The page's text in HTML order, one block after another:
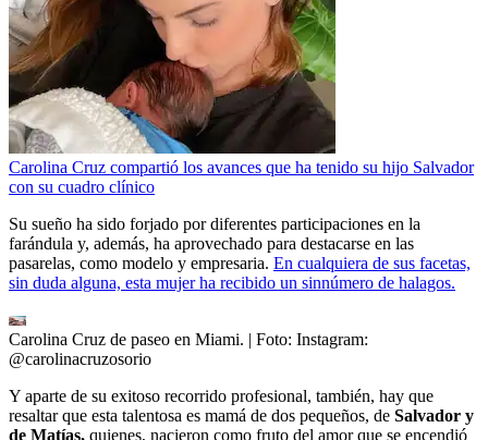
Carolina Cruz compartió los avances que ha tenido su hijo Salvador
con su cuadro clínico
Su sueño ha sido forjado por diferentes participaciones en la
farándula y, además, ha aprovechado para destacarse en las
pasarelas, como modelo y empresaria. En cualquiera de sus facetas,
sin duda alguna, esta mujer ha recibido un sinnúmero de halagos.
Carolina Cruz de paseo en Miami. | Foto: Instagram:
@carolinacruzosorio
Y aparte de su exitoso recorrido profesional, también, hay que
resaltar que esta talentosa es mamá de dos pequeños, de Salvador y
de Matías, quienes, nacieron como fruto del amor que se encendió